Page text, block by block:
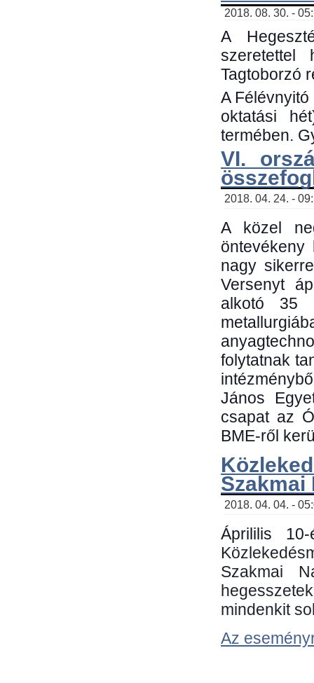
2018. 08. 30. -
A
szeretettel
Tagtoborzó
A
oktatási
termében.
VI.
2018. 04. 24. -
A közel
nagy
Versenyt
alkotó 35
folytatnak
János
csapat az
BME-ről
Szakmai
2018. 04. 04. -
Áprililis
Szakmai
mindenkit
Az